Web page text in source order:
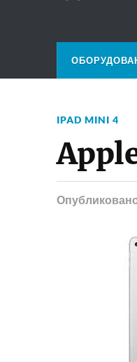
IPAD MINI 4